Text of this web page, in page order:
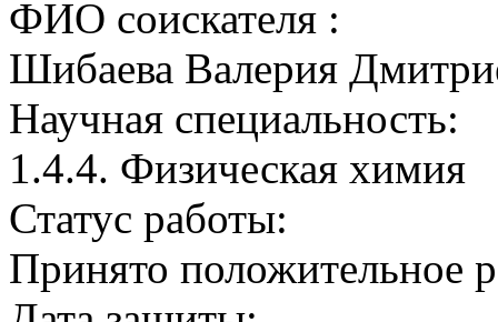
ФИО соискателя :
Шибаева Валерия
Научная специальность:
1.4.4. Физическая химия
Статус работы:
Принято положительное